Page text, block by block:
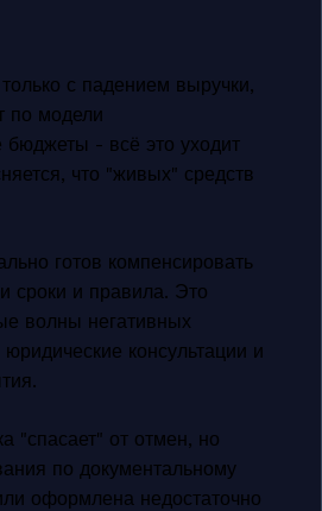
с падением выручки,
по модели
- всё это уходит
что "живых" средств
готов компенсировать
сроки и правила. Это
волны негативных
консультации и
"спасает" от отмен, но
по документальному
оформлена недостаточно